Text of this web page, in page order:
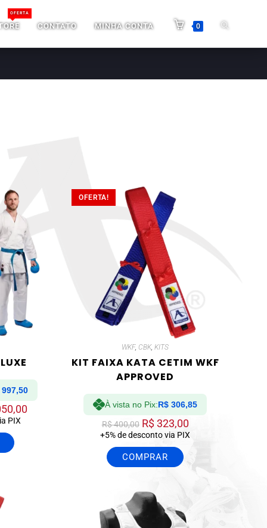
OFERTA
CONTATO MINHA CONTA 0
PIX
OFERTA!
WKF, CBK,KITS
KIT FAIXA KATA CETIM WKF
APPROVED
À vista no Pix:R$ 306,85
R$400,00 R$323,00
+5% de desconto via PIX
COMPRAR